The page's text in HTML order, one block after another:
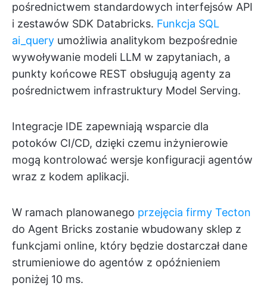
pośrednictwem standardowych interfejsów API
i zestawów SDK Databricks. Funkcja SQL
ai_query umożliwia analitykom bezpośrednie
wywoływanie modeli LLM w zapytaniach, a
punkty końcowe REST obsługują agenty za
pośrednictwem infrastruktury Model Serving.
Integracje IDE zapewniają wsparcie dla
potoków CI/CD, dzięki czemu inżynierowie
mogą kontrolować wersje konfiguracji agentów
wraz z kodem aplikacji.
W ramach planowanego przejęcia firmy Tecton
do Agent Bricks zostanie wbudowany sklep z
funkcjami online, który będzie dostarczał dane
strumieniowe do agentów z opóźnieniem
poniżej 10 ms.